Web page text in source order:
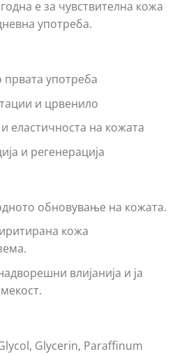
е за чувствителна кожа
употреба.
употреба
и црвенило
еластичноста на кожата
и регенерација
обновување на кожата.
кожа
влијанија и ја
Glycerin, Paraffinum